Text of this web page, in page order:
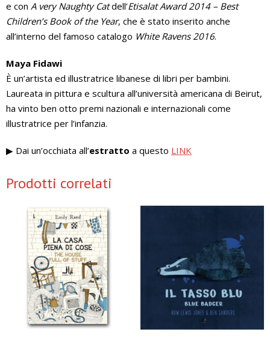
e con A very Naughty Catdell’Etisalat Award 2014 – Best
Children’s Book of the Year, che è stato inserito anche
all’interno del famoso catalogo White Ravens 2016.
Maya Fidawi
È un’artista ed illustratrice libanese di libri per bambini.
Laureata in pittura e scultura all’università americana di Beirut,
ha vinto ben otto premi nazionali e internazionali come
illustratrice per l’infanzia.
▶︎ Dai un’occhiata all’estratto a questo LINK
Prodotti correlati